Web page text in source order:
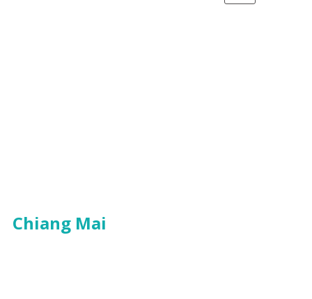
Chiang Mai